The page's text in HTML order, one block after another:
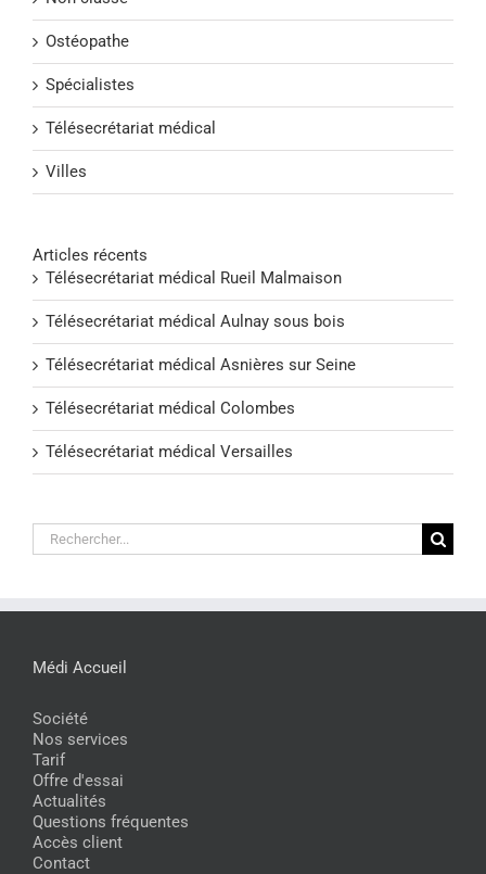
Ostéopathe
Spécialistes
Télésecrétariat médical
Villes
Articles récents
Télésecrétariat médical Rueil Malmaison
Télésecrétariat médical Aulnay sous bois
Télésecrétariat médical Asnières sur Seine
Télésecrétariat médical Colombes
Télésecrétariat médical Versailles
Rechercher:
Médi Accueil
Société
Nos services
Tarif
Offre d'essai
Actualités
Questions fréquentes
Accès client
Contact